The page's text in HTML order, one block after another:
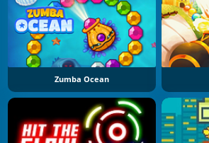
Zumba Ocean